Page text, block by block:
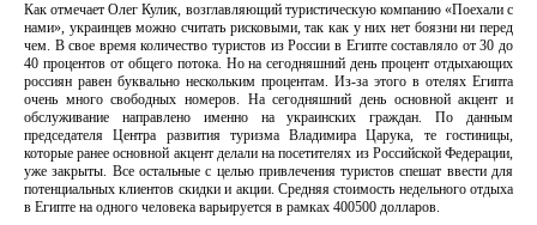
Как отмечает Олег Кулик, возглавляющий туристическую компанию «Поехали с
нами», украинцев можно считать рисковыми, так как у них нет боязни ни перед
чем. В свое время количество туристов из России в Египте составляло от 30 до
40 процентов от общего потока. Но на сегодняшний день процент отдыхающих
россиян равен буквально нескольким процентам. Из-за этого в отелях Египта
очень много свободных номеров. На сегодняшний день основной акцент и
обслуживание направлено именно на украинских граждан. По данным
председателя Центра развития туризма Владимира Царука, те гостиницы,
которые ранее основной акцент делали на посетителях из Российской Федерации,
уже закрыты. Все остальные с целью привлечения туристов спешат ввести для
потенциальных клиентов скидки и акции. Средняя стоимость недельного отдыха
в Египте на одного человека варьируется в рамках 400500 долларов.